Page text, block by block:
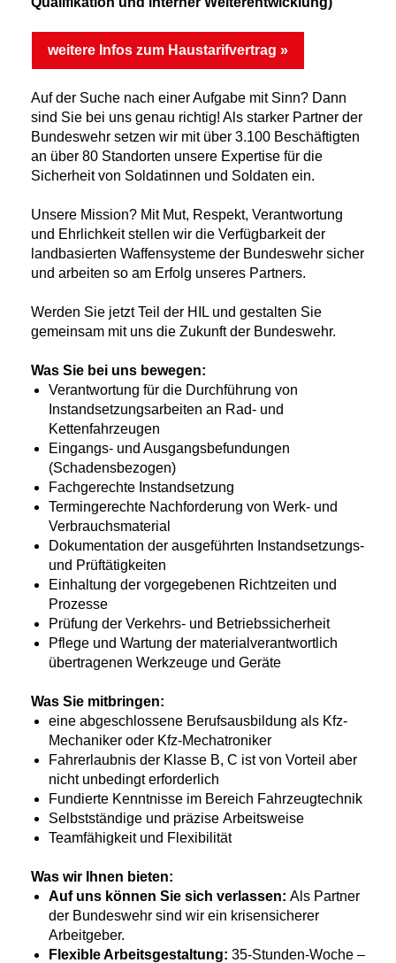
weitere Infos zum Haustarifvertrag »
Auf der Suche nach einer Aufgabe mit Sinn? Dann
sind Sie bei uns genau richtig! Als starker Partner der
Bundeswehr setzen wir mit über 3.100 Beschäftigten
an über 80 Standorten unsere Expertise für die
Sicherheit von Soldatinnen und Soldaten ein.
Unsere Mission? Mit Mut, Respekt, Verantwortung
und Ehrlichkeit stellen wir die Verfügbarkeit der
landbasierten Waffensysteme der Bundeswehr sicher
und arbeiten so am Erfolg unseres Partners.
Werden Sie jetzt Teil der HIL und gestalten Sie
gemeinsam mit uns die Zukunft der Bundeswehr.
Was Sie bei uns bewegen:
Verantwortung für die Durchführung von
Instandsetzungsarbeiten an Rad- und
Kettenfahrzeugen
Eingangs- und Ausgangsbefundungen
(Schadensbezogen)
Fachgerechte Instandsetzung
Termingerechte Nachforderung von Werk- und
Verbrauchsmaterial
Dokumentation der ausgeführten Instandsetzungs-
und Prüftätigkeiten
Einhaltung der vorgegebenen Richtzeiten und
Prozesse
Prüfung der Verkehrs- und Betriebssicherheit
Pflege und Wartung der materialverantwortlich
übertragenen Werkzeuge und Geräte
Was Sie mitbringen:
eine abgeschlossene Berufsausbildung als Kfz-
Mechaniker oder Kfz-Mechatroniker
Fahrerlaubnis der Klasse B, C ist von Vorteil aber
nicht unbedingt erforderlich
Fundierte Kenntnisse im Bereich Fahrzeugtechnik
Selbstständige und präzise Arbeitsweise
Teamfähigkeit und Flexibilität
Was wir Ihnen bieten:
Auf uns können Sie sich verlassen: Als Partner
der Bundeswehr sind wir ein krisensicherer
Arbeitgeber.
Flexible Arbeitsgestaltung: 35-Stunden-Woche –